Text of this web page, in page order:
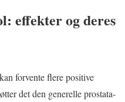
effekter og deres
forvente flere positive
det den generelle prostata-